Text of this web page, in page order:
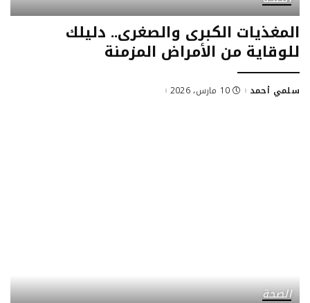
المغذيات الكبرى والصغرى.. دليلك
للوقاية من الأمراض المزمنة
Posted
سلمي أحمد 10 مارس، 2026
الصحة